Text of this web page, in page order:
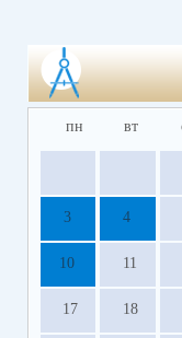
пн вт
3 4
10 11
17 18